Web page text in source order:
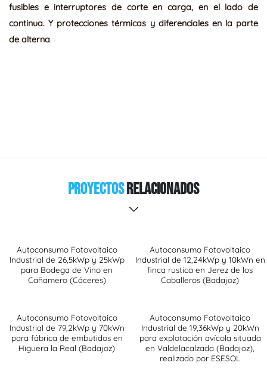
fusibles e interruptores de corte en carga, en el lado de
continua. Y protecciones térmicas y diferenciales en la parte
de alterna.
ProyectosRelacionados
Autoconsumo Fotovoltaico
Industrial de 26,5kWp y 25kWp
para Bodega de Vino en
Cañamero (Cáceres)
Autoconsumo Fotovoltaico
Industrial de 12,24kWp y 10kWn en
finca rustica en Jerez de los
Caballeros (Badajoz)
Autoconsumo Fotovoltaico
Industrial de 79,2kWp y 70kWn
para fábrica de embutidos en
Higuera la Real (Badajoz)
Autoconsumo Fotovoltaico
Industrial de 19,36kWp y 20kWn
para explotación avícola situada
en Valdelacalzada (Badajoz),
realizado por ESESOL